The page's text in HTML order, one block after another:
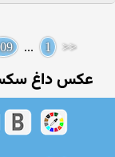
<<
1
...
عکس داغ